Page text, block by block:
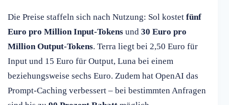
Die Preise staffeln sich nach Nutzung: Sol kostet fünf
Euro pro Million Input-Tokens und 30 Euro pro
Million Output-Tokens. Terra liegt bei 2,50 Euro für
Input und 15 Euro für Output, Luna bei einem
beziehungsweise sechs Euro. Zudem hat OpenAI das
Prompt-Caching verbessert – bei bestimmten Anfragen